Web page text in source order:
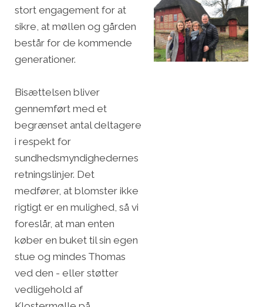
stort engagement for at
sikre, at møllen og gården
består for de kommende
generationer.
Bisættelsen bliver
gennemført med et
begrænset antal deltagere
i respekt for
sundhedsmyndighedernes
retningslinjer. Det
medfører, at blomster ikke
rigtigt er en mulighed, så vi
foreslår, at man enten
køber en buket til sin egen
stue og mindes Thomas
ved den - eller støtter
vedligehold af